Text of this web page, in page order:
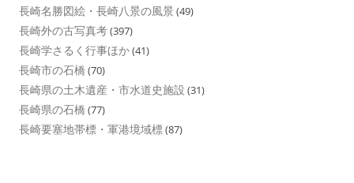
長崎名勝図絵・長崎八景の風景 (49)
長崎外の古写真考(397)
長崎学さるく行事ほか(41)
長崎市の石橋 (70)
長崎県の土木遺産・市水道史施設 (31)
長崎県の石橋 (77)
長崎要塞地帯標・軍港境域標(87)